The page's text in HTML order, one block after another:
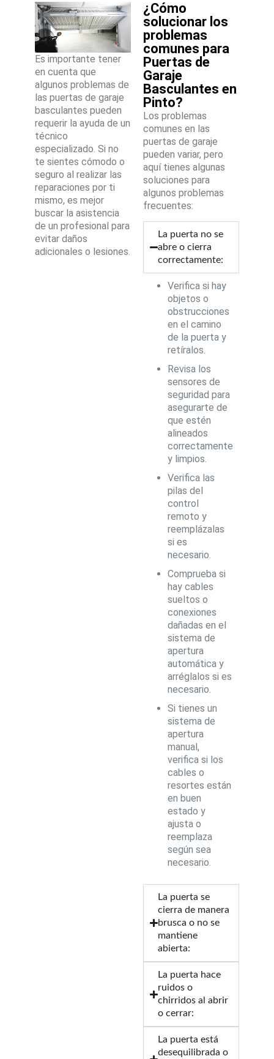
Es importante tener
en cuenta que
algunos problemas de
las puertas de garaje
basculantes pueden
requerir la ayuda de un
técnico
especializado. Si no
te sientes cómodo o
seguro al realizar las
reparaciones por ti
mismo, es mejor
buscar la asistencia
de un profesional para
evitar daños
adicionales o lesiones.
¿Cómo
solucionar los
problemas
comunes para
Puertas de
Garaje
Basculantes en
Pinto?
Los problemas
comunes en las
puertas de garaje
pueden variar, pero
aquí tienes algunas
soluciones para
algunos problemas
frecuentes:
La puerta no se
abre o cierra
correctamente:
Verifica si hay
objetos o
obstrucciones
en el camino
de la puerta y
retíralos.
Revisa los
sensores de
seguridad para
asegurarte de
que estén
alineados
correctamente
y limpios.
Verifica las
pilas del
control
remoto y
reemplázalas
si es
necesario.
Comprueba si
hay cables
sueltos o
conexiones
dañadas en el
sistema de
apertura
automática y
arréglalos si es
necesario.
Si tienes un
sistema de
apertura
manual,
verifica si los
cables o
resortes están
en buen
estado y
ajusta o
reemplaza
según sea
necesario.
La puerta se
cierra de manera
brusca o no se
mantiene
abierta:
La puerta hace
ruidos o
chirridos al abrir
o cerrar:
La puerta está
desequilibrada o